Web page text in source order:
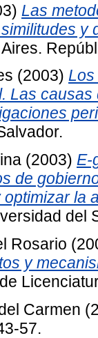
Las
y
(2003) Los
Las
(2003) E-
de
la
del
Rosario
y
Carmen
57.